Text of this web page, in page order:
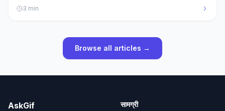
3 min
Browse all articles →
AskGif
सामग्री